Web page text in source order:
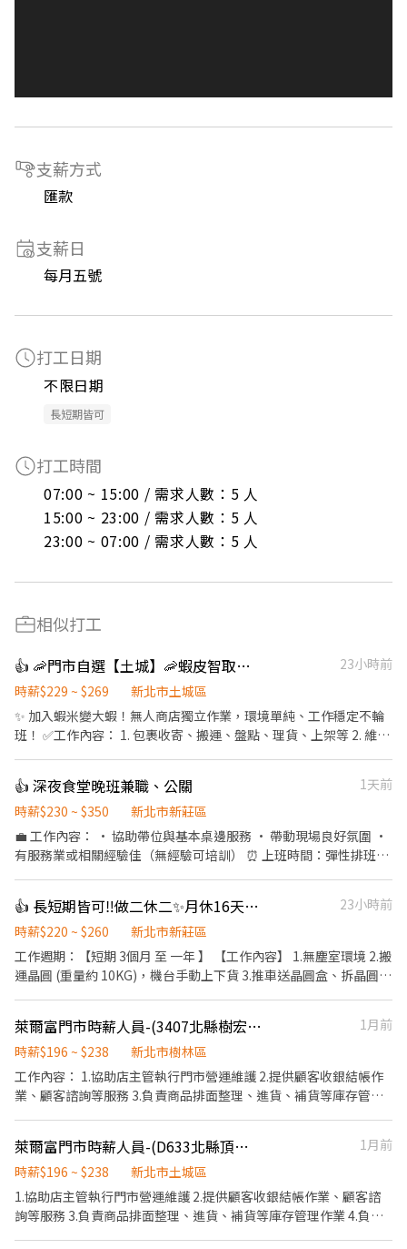
支薪方式
匯款
支薪日
每月五號
打工日期
不限日期
長短期皆可
打工時間
07:00 ~ 15:00 / 需求人數：5 人
15:00 ~ 23:00 / 需求人數：5 人
23:00 ~ 07:00 / 需求人數：5 人
相似打工
👍 🦐門市自選【土城】🦐蝦皮智取店 / 免經驗、快速報到 💰時薪 229-269
23小時前
時薪$229 ~ $269
新北市土城區
✨ 加入蝦米變大蝦！無人商店獨立作業，環境單純、工作穩定不輪
班！ ✅工作內容： 1. 包裹收寄、搬運、盤點、理貨、上架等 2. 維持
門市支援 🌙🌙夜班說明🌙🌙 工作型態：為每日跑點約3–10家門市，
跑點距離約16km內 需可配合(早班/晚班)擇一於門市安排受訓 🔔需
有機車&駕照🔔 ⸻ ✅工作時間： 🔹早班：07:00-12:00、07:30-
12:30、08:00-13:00、08:30-13:30 🔹晚班：17:30-22:30、17:30-
🔹假日早班：07:00-12:00 🔹假日晚班：17:30-23:30 (上班時數為
2~6小時，一個月至少6天，依實際情況而定) ⸻ ✅工作待遇：
日班時薪=$229 晚班另有獎金+20=時薪$249 夜班另有獎金+40=時
薪$269 ━━━━━━━━━━━━━ 📍 【熱門開缺地點】新北市
三重、土城、中和、永和、汐止、板橋、淡水、新店、新莊、蘆洲
━━━━━━━━━━━━ 📩 【火速卡位應徵流程】 ➊ 點擊填寫
廠商制式履歷（1分鐘完成，快速安排送審）： 👉
https://reurl.cc/Wbek79 🔒 【隱私防線】個資僅供廠商審核，敏感
欄位（身分證/詳細地址）錄取前皆可先不填！ ➋加入留言： 👉
https://lin.ee/OBnhVN5 私訊留下 ⌜姓名+電話 +應徵蝦皮門市人
員」💥
👍 深夜食堂晚班兼職、公關
1天前
時薪$230 ~ $350
新北市新莊區
💼 工作內容： • 協助帶位與基本桌邊服務 • 帶動現場良好氛圍 •
有服務業或相關經驗佳（無經驗可培訓） ⏰ 上班時間：彈性排班彈
👍 長短期皆可‼️做二休二✨月休16天🔥晶圓搬運員 💥可短期2-3個月
23小時前
時薪$220 ~ $260
新北市新莊區
工作週期：【短期 3個月 至 一年 】 【工作內容】 1.無塵室環境 2.搬
運晶圓 (重量約 10KG)，機台手動上下貨 3.推車送晶圓盒、拆晶圓外
任獎金(任期一年) : >> 整年度平均薪資 * 兩個月 另加 兩萬 / 五萬八
留任獎金 日/夜 (20000 / 58000) 年終獎金 日/夜 (69600 / 82600)
(分成4份每季發放一份) 《休假制度》 做二休二 固定日/夜班 (月休
15-16天) 【上班地點】 桃園市龜山區華亞五路2號 📩 【火速卡位應
核，敏感欄位（身分證/詳細地址）錄取前皆可先不填！ ➋加入留
言： 👉https://lin.ee/OBnhVN5 私訊留下 ⌜姓名+電話 +應徵半導
萊爾富門市時薪人員-(3407北縣樹宏店)
1月前
時薪$196 ~ $238
新北市樹林區
工作內容： 1.協助店主管執行門市營運維護 2.提供顧客收銀結帳作
業、顧客諮詢等服務 3.負責商品排面整理、進貨、補貨等庫存管理
萊爾富門市時薪人員-(D633北縣頂埔店)
1月前
時薪$196 ~ $238
新北市土城區
1.協助店主管執行門市營運維護 2.提供顧客收銀結帳作業、顧客諮
詢等服務 3.負責商品排面整理、進貨、補貨等庫存管理作業 4.負責